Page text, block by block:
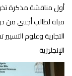
ميلة لطالب أجنبي من
التجارية وعلوم
الإنجليزية